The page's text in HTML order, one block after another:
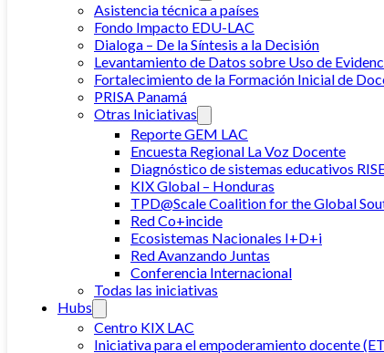
Asistencia técnica a países
Fondo Impacto EDU-LAC
Dialoga – De la Síntesis a la Decisión
Levantamiento de Datos sobre Uso de
Fortalecimiento de la Formación Inicial de
PRISA Panamá
Otras Iniciativas
Reporte GEM LAC
Encuesta Regional La Voz Docente
Diagnóstico de sistemas educativos
KIX Global – Honduras
TPD@Scale Coalition for the Global
Red Co+incide
Ecosistemas Nacionales I+D+i
Red Avanzando Juntas
Conferencia Internacional
Todas las iniciativas
Hubs
Centro KIX LAC
Iniciativa para el empoderamiento docente